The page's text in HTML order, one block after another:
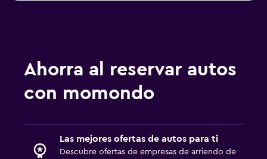
Ahorra al reservar autos
con momondo
Las mejores ofertas de autos para ti
Descubre ofertas de empresas de arriendo de